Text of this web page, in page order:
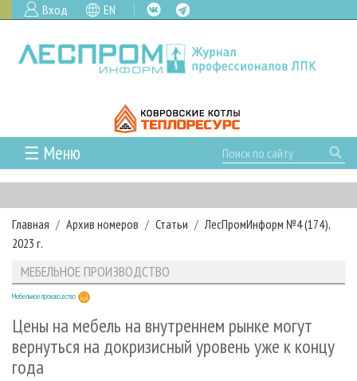
Вход EN
☰ Меню
ГЛАВНАЯ
РУБРИКИ И ТЕМЫ
РУБРИКИ ЖУРНАЛА
ЛЕСОЗАГОТОВКА
ДЕРЕВООБРАБОТКА
СУШКА ДРЕВЕСИНЫ
НОВОСТИ
НОВОСТИ ЛПК
НОВОСТИ ЖУРНАЛА
НОВОСТИ КОМПАНИЙ
ПРОЕКТЫ ЛПИ
АНАЛИТИКА
ПРЕДПРИЯТИЯ ЛПК
ЛЕСНЫЕ РЕГИОНЫ РОССИИ
ПЕРСОНЫ
АРХИВ
АРХИВ ЖУРНАЛОВ
СТАТЬИ
О ЖУРНАЛЕ
ПОДПИСКА
КОНТАКТЫ
РЕКЛАМОДАТЕЛЯМ
РЕКЛАМА
Главная Архив номеров Статьи
ЛесПромИнформ №4 (174),
2023 г.
МЕБЕЛЬНОЕ ПРОИЗВОДСТВО
Мебельное производство
Цены на мебель на внутреннем рынке могут
вернуться на докризисный уровень уже к концу
года